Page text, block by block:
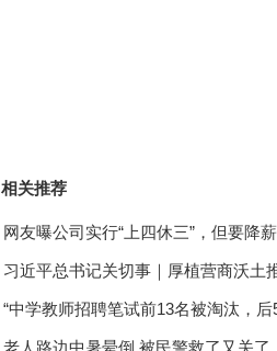
相关推荐
网友曝公司实行“上四休三”，但要降
习近平总书记关切事｜厚植营商沃土
“中学教师招聘笔试前13名被淘汰，
老人路边中暑晕倒 被民警救了又关